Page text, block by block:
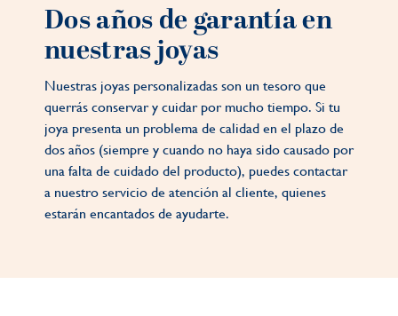
Dos años de garantía en
nuestras joyas
Nuestras joyas personalizadas son un tesoro que
querrás conservar y cuidar por mucho tiempo. Si tu
joya presenta un problema de calidad en el plazo de
dos años (siempre y cuando no haya sido causado por
una falta de cuidado del producto), puedes contactar
a nuestro servicio de atención al cliente, quienes
estarán encantados de ayudarte.